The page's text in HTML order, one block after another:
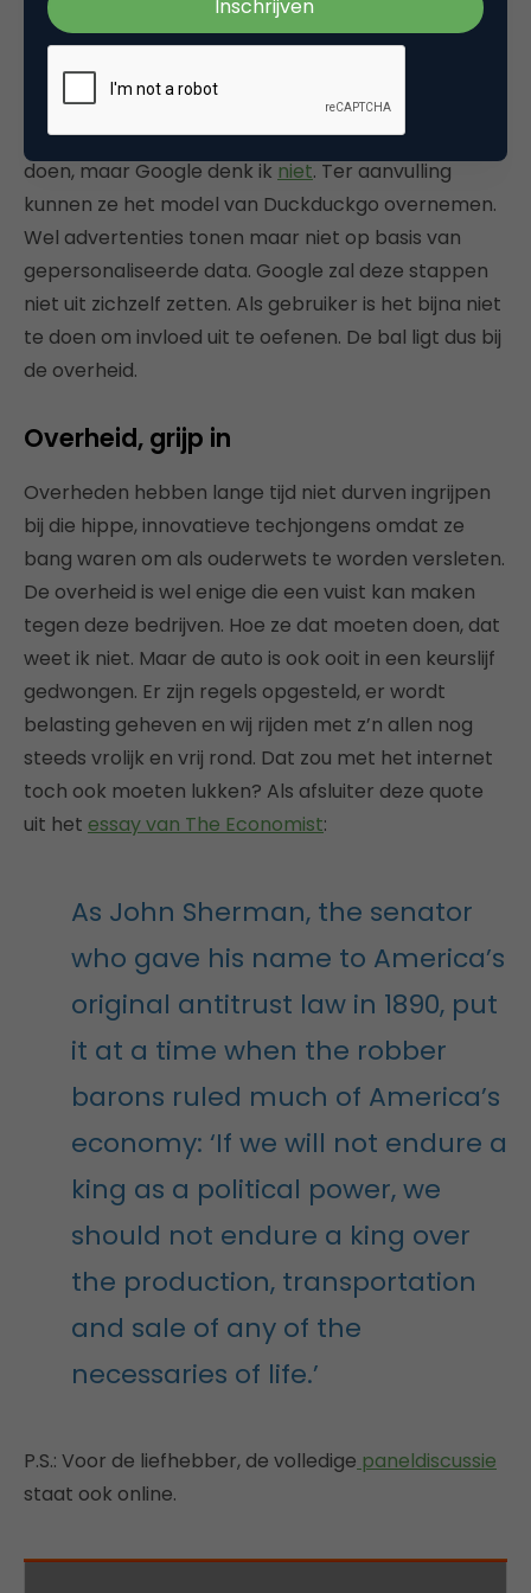
Stel dat je 0,01 euro per zoekopdracht zou betalen.
Dat zou betekenen dat Google per seconde 63
euro zou verdienen. Dat is per jaar een omzet op
search van 1.988.086.338 euro. Ik zou het er voor
doen, maar Google denk ik niet. Ter aanvulling
kunnen ze het model van Duckduckgo overnemen.
Wel advertenties tonen maar niet op basis van
gepersonaliseerde data. Google zal deze stappen
niet uit zichzelf zetten. Als gebruiker is het bijna niet
te doen om invloed uit te oefenen. De bal ligt dus bij
de overheid.
Overheid, grijp in
Overheden hebben lange tijd niet durven ingrijpen
bij die hippe, innovatieve techjongens omdat ze
bang waren om als ouderwets te worden versleten.
De overheid is wel enige die een vuist kan maken
tegen deze bedrijven. Hoe ze dat moeten doen, dat
weet ik niet. Maar de auto is ook ooit in een keurslijf
gedwongen. Er zijn regels opgesteld, er wordt
belasting geheven en wij rijden met z’n allen nog
steeds vrolijk en vrij rond. Dat zou met het internet
toch ook moeten lukken? Als afsluiter deze quote
uit het essay van The Economist:
As John Sherman, the senator
who gave his name to America’s
original antitrust law in 1890, put
it at a time when the robber
barons ruled much of America’s
economy: ‘If we will not endure a
king as a political power, we
should not endure a king over
the production, transportation
and sale of any of the
necessaries of life.’
P.S.: Voor de liefhebber, de volledige paneldiscussie
staat ook online.